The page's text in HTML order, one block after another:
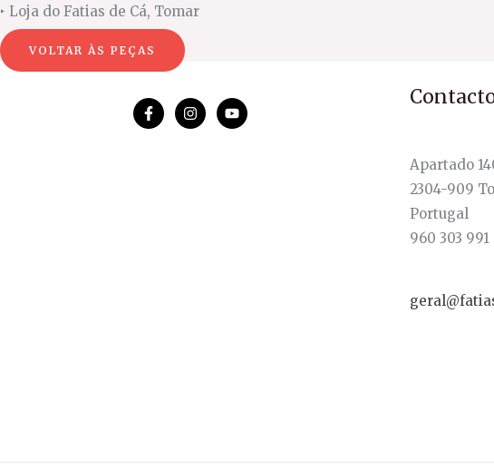
‣ Loja do Fatias de Cá, Tomar
VOLTAR ÀS PEÇAS
Apartado
2304-909
Portugal
960 303 991